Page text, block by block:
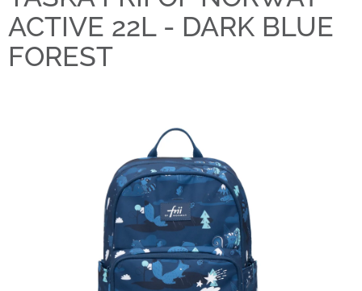
ACTIVE 22L - DARK BLUE
FOREST